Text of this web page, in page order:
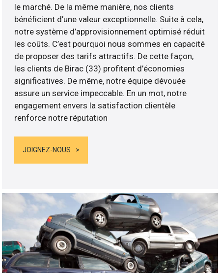
le marché. De la même manière, nos clients
bénéficient d’une valeur exceptionnelle. Suite à cela,
notre système d’approvisionnement optimisé réduit
les coûts. C’est pourquoi nous sommes en capacité
de proposer des tarifs attractifs. De cette façon,
les clients de Birac (33) profitent d’économies
significatives. De même, notre équipe dévouée
assure un service impeccable. En un mot, notre
engagement envers la satisfaction clientèle
renforce notre réputation
JOIGNEZ-NOUS